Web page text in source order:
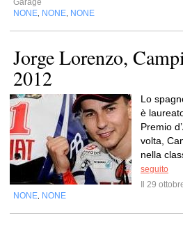
Garage
NONE NONE NONE
Jorge Lorenzo,
2012
Lo
è
Premio
volta,
nella
seguito
Il 29
NONE NONE